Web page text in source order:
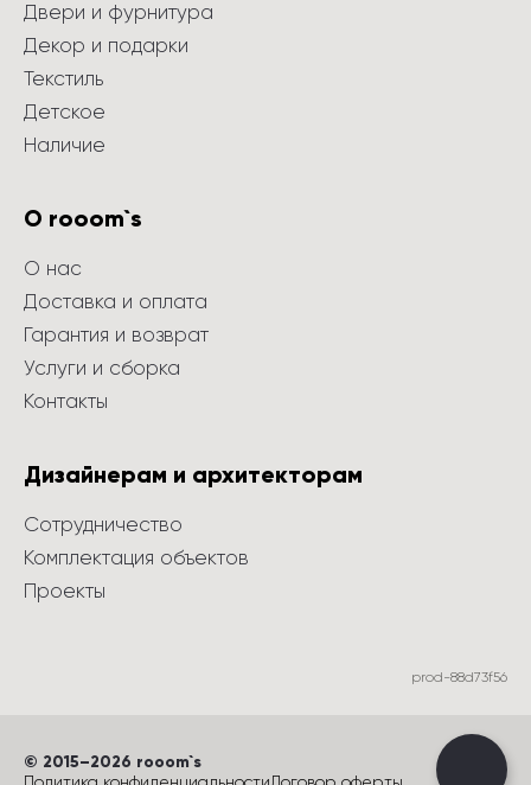
Двери и фурнитура
Декор и подарки
Текстиль
Детское
Наличие
О rooom`s
О нас
Доставка и оплата
Гарантия и возврат
Услуги и сборка
Контакты
Дизайнерам и архитекторам
Сотрудничество
Комплектация объектов
Проекты
prod-88d73f56
© 2015–2026 rooom`s